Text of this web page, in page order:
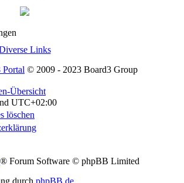
Links
Portal © 2009 - 2023 Board3 Group
Übersicht
UTC+02:00
löschen
® Forum Software © phpBB Limited
durch phpBB.de